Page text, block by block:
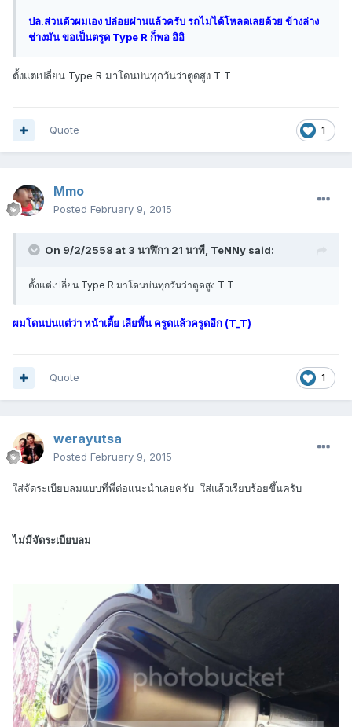
ปล.ส่วนตัวผมเอง ปล่อยผ่านแล้วครับ รถไม่ได้โหลดเลยด้วย ข้างล่าง
ช่างมัน ขอเป็นตรูด Type R ก็พอ อิอิ
ตั้งแต่เปลี่ยน Type R มาโดนบ่นทุกวันว่าตูดสูง T T
1
Quote
Mmo
Posted February 9, 2015
On 9/2/2558 at 3 นาฬิกา 21 นาที, TeNNy said:
ตั้งแต่เปลี่ยน Type R มาโดนบ่นทุกวันว่าตูดสูง T T
ผมโดนบ่นแต่ว่า หน้าเตี้ย เลียพื้น ครูดแล้วครูดอีก (T_T)
1
Quote
werayutsa
Posted February 9, 2015
ใส่จัดระเบียบลมแบบที่พี่ต่อแนะนำเลยครับ ใส่แล้วเรียบร้อยขึ้นครับ
ไม่มีจัดระเบียบลม